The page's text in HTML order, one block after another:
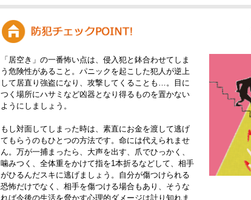
「居空き」の一番怖い点は、侵入犯と鉢合わせてしま
う危険性があること。パニックを起こした犯人が逆上
して居直り強盗になり、攻撃してくることも…。目に
つく場所にハサミなど凶器となり得るものを置かない
ようにしましょう。
もし対面してしまった時は、素直にお金を渡して逃げ
てもらうのもひとつの方法です。命には代えられませ
ん。万が一捕まったら、大声を出す、爪でひっかく、
噛みつく、全体重をかけて指を1本折るなどして、相手
がひるんだスキに逃げましょう。自分が傷つけられる
恐怖だけでなく、相手を傷つける場合もあり、そうな
れば今後の生活を脅かす心理的ダメージは計り知れま